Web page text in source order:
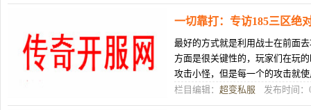
一切靠打：专访185三区绝
最好的方式就是利用战士在前面
方面是很关键性的，玩家们在玩
攻击小怪，但是每一个的攻击就
就可以了，每一次的攻击就这样很
栏目编辑： 超变私服 发布时间：